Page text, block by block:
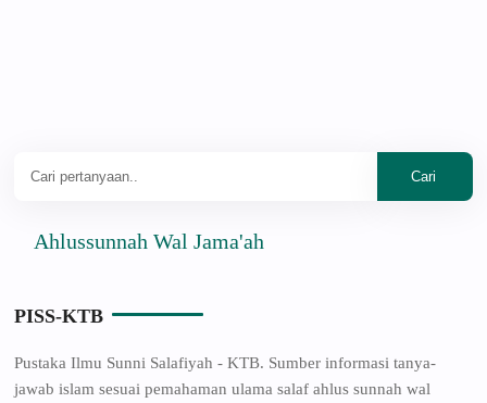
Wal Jama'ah
PISS-KTB
Pustaka Ilmu Sunni Salafiyah - KTB. Sumber informasi tanya-
jawab islam sesuai pemahaman ulama salaf ahlus sunnah wal